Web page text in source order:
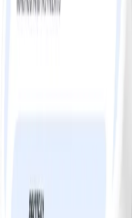
Hur är